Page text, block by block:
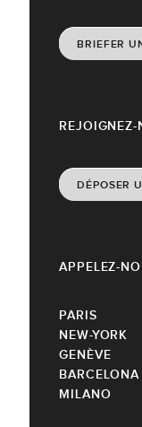
REJOIGNEZ-
DÉPOSER
APPELEZ-
PARIS
NEW-YORK
GENÈVE
BARCELONA
MILANO
BRIEFER